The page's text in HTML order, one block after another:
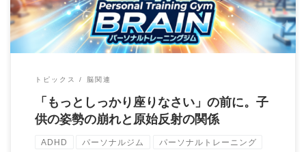
トピックス 脳関連
「もっとしっかり座りなさい」の前に。子
供の姿勢の崩れと原始反射の関係
ADHD パーソナルジム パーソナルトレーニング